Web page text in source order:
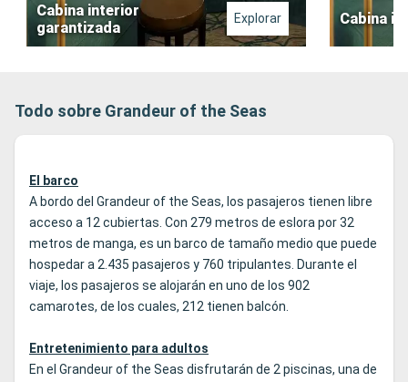
Cabina interior
garantizada
Explorar Cabina
Todo sobre Grandeur of the Seas
El barco
A bordo del Grandeur of the Seas, los pasajeros tienen libre
acceso a 12 cubiertas. Con 279 metros de eslora por 32
metros de manga, es un barco de tamaño medio que puede
hospedar a 2.435 pasajeros y 760 tripulantes. Durante el
viaje, los pasajeros se alojarán en uno de los 902
camarotes, de los cuales, 212 tienen balcón.
Entretenimiento para adultos
En el Grandeur of the Seas disfrutarán de 2 piscinas, una de